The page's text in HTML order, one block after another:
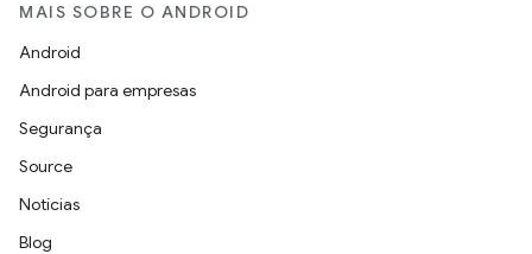
MAIS SOBRE O ANDROID
Android
Android para empresas
Segurança
Source
Notícias
Blog